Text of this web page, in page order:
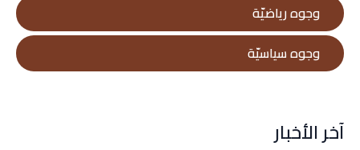
وجوه رياضيّة
وجوه سياسيّة
آخر الأخبار